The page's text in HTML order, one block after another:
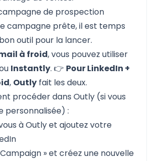
de prospection
campagne prête, il est temps
outil pour la lancer.
à froid, vous pouvez utiliser
Instantly. 👉 Pour LinkedIn +
, Outly fait les deux.
procéder dans Outly (si vous
personnalisée) :
àOutlyet ajoutez votre
» et créez une nouvelle